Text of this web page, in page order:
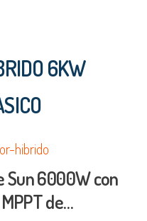
6KW
Sun 6000W con
de…